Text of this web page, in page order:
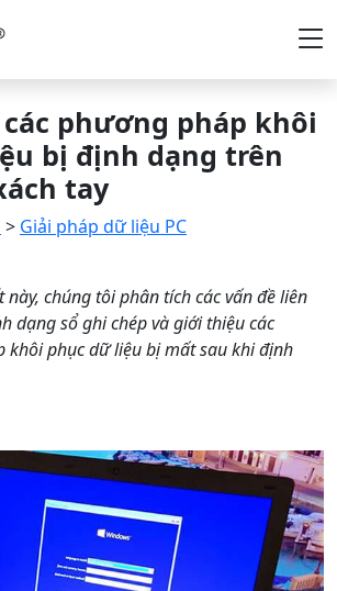
phương pháp khôi
bị định dạng trên
tay
> Giải pháp dữ liệu PC
này, chúng tôi phân tích các vấn đề liên
dạng sổ ghi chép và giới thiệu các
khôi phục dữ liệu bị mất sau khi định